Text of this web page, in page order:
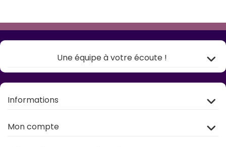
Une équipe à votre écoute !
Informations
Mon compte